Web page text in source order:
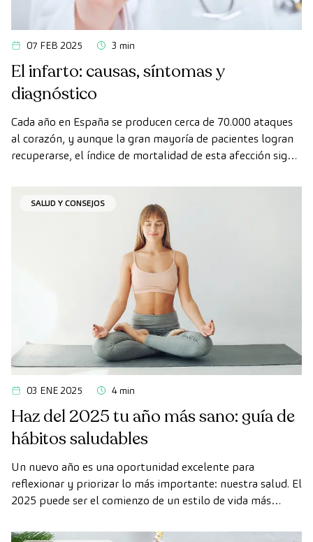
07 FEB 2025 3 min
El infarto: causas, síntomas y
diagnóstico
Cada año en España se producen cerca de 70.000 ataques
al corazón, y aunque la gran mayoría de pacientes logran
recuperarse, el índice de mortalidad de esta afección sigue
SALUD Y CONSEJOS
03 ENE 2025 4 min
Haz del 2025 tu año más sano: guía de
hábitos saludables
Un nuevo año es una oportunidad excelente para
reflexionar y priorizar lo más importante: nuestra salud. El
2025 puede ser el comienzo de un estilo de vida más
diarios sumen grandes beneficios para tu bienestar físico y